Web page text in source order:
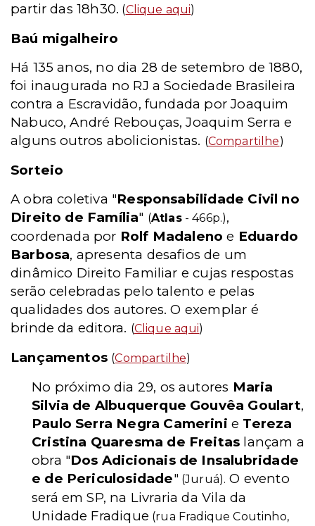
partir das 18h30. (Clique aqui)
Baú migalheiro
Há 135 anos, no dia 28 de setembro de 1880,
foi inaugurada no RJ a Sociedade Brasileira
contra a Escravidão, fundada por Joaquim
Nabuco, André Rebouças, Joaquim Serra e
alguns outros abolicionistas. (Compartilhe)
Sorteio
A obra coletiva "Responsabilidade Civil no
Direito de Família" (Atlas- 466p.),
coordenada por Rolf Madaleno e Eduardo
Barbosa, apresenta desafios de um
dinâmico Direito Familiar e cujas respostas
serão celebradas pelo talento e pelas
qualidades dos autores. O exemplar é
brinde da editora. (Clique aqui)
Lançamentos (Compartilhe)
No próximo dia 29, os autores Maria
Silvia de Albuquerque Gouvêa Goulart,
Paulo Serra Negra Camerinie Tereza
Cristina Quaresma de Freitas lançam a
obra "Dos Adicionais de Insalubridade
e de Periculosidade" (Juruá). O evento
será em SP, na Livraria da Vila da
Unidade Fradique (rua Fradique Coutinho,